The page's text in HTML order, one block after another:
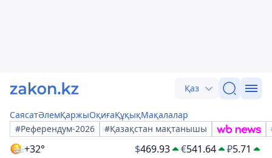
Қаз
СаясатӘлемҚаржыОқиғаҚұқықМақалалар
#Референдум-2026
#Қазақстан мақтанышы
+32° $469.93 €541.64 ₽5.71